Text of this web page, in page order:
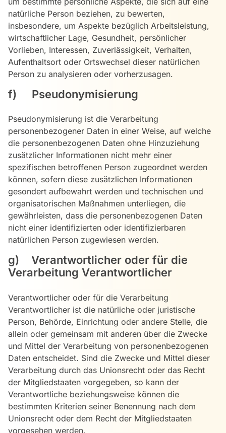
natürliche Person beziehen, zu bewerten,
insbesondere, um Aspekte bezüglich Arbeitsleistung,
wirtschaftlicher Lage, Gesundheit, persönlicher
Vorlieben, Interessen, Zuverlässigkeit, Verhalten,
Aufenthaltsort oder Ortswechsel dieser natürlichen
Person zu analysieren oder vorherzusagen.
f) Pseudonymisierung
Pseudonymisierung ist die Verarbeitung
personenbezogener Daten in einer Weise, auf welche
die personenbezogenen Daten ohne Hinzuziehung
zusätzlicher Informationen nicht mehr einer
spezifischen betroffenen Person zugeordnet werden
können, sofern diese zusätzlichen Informationen
gesondert aufbewahrt werden und technischen und
organisatorischen Maßnahmen unterliegen, die
gewährleisten, dass die personenbezogenen Daten
nicht einer identifizierten oder identifizierbaren
natürlichen Person zugewiesen werden.
g) Verantwortlicher oder für die
Verarbeitung Verantwortlicher
Verantwortlicher oder für die Verarbeitung
Verantwortlicher ist die natürliche oder juristische
Person, Behörde, Einrichtung oder andere Stelle, die
allein oder gemeinsam mit anderen über die Zwecke
und Mittel der Verarbeitung von personenbezogenen
Daten entscheidet. Sind die Zwecke und Mittel dieser
Verarbeitung durch das Unionsrecht oder das Recht
der Mitgliedstaaten vorgegeben, so kann der
Verantwortliche beziehungsweise können die
bestimmten Kriterien seiner Benennung nach dem
Unionsrecht oder dem Recht der Mitgliedstaaten
vorgesehen werden.